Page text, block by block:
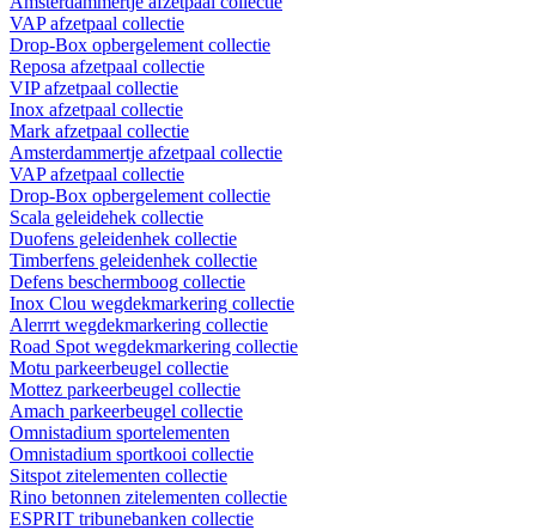
VAP afzetpaal collectie
Drop-Box opbergelement collectie
Reposa afzetpaal collectie
VIP afzetpaal collectie
Inox afzetpaal collectie
Mark afzetpaal collectie
Amsterdammertje afzetpaal collectie
VAP afzetpaal collectie
Drop-Box opbergelement collectie
Scala geleidehek collectie
Duofens geleidenhek collectie
Timberfens geleidenhek collectie
Defens beschermboog collectie
Inox Clou wegdekmarkering collectie
Alerrrt wegdekmarkering collectie
Road Spot wegdekmarkering collectie
Motu parkeerbeugel collectie
Mottez parkeerbeugel collectie
Amach parkeerbeugel collectie
Omnistadium sportelementen
Omnistadium sportkooi collectie
Sitspot zitelementen collectie
Rino betonnen zitelementen collectie
ESPRIT tribunebanken collectie